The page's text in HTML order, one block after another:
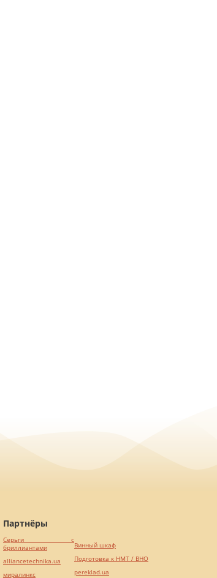
Партнёры
Серьги с
бриллиантами
alliancetechnika.ua
миралинкс
Винный шкаф
Подготовка к НМТ / ВНО
pereklad.ua